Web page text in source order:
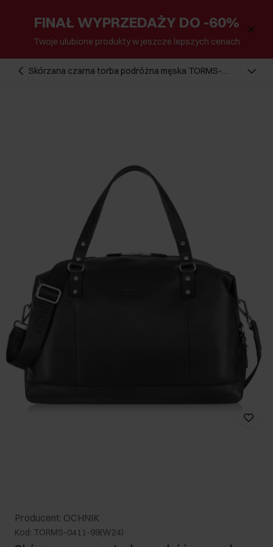
FINAŁ WYPRZEDAŻY DO -60%
Twoje ulubione produkty w jeszcze lepszych cenach
Skórzana czarna torba podróżna męska TORMS-
Producent: OCHNIK
Kod: TORMS-0411-99(W24)